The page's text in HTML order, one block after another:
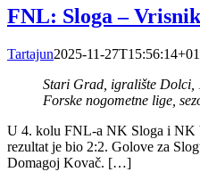
FNL: Sloga –
Tartajun2025-11-
Stari Grad, igralište Dolci,
Forske nogometne lige,
U 4. kolu FNL-a NK Sloga i NK
rezultat je bio 2:2. Golove za
Domagoj Kovač. […]